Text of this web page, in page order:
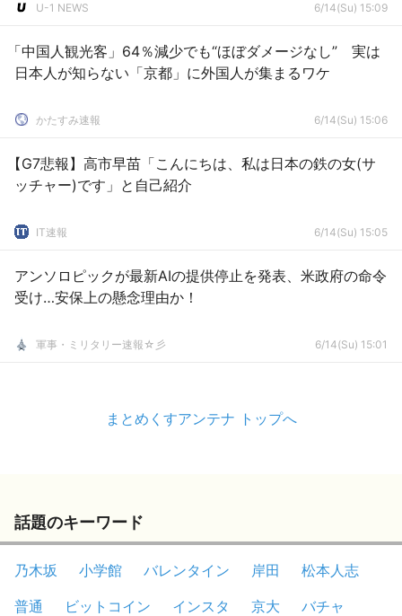
U-1 NEWS 6/14(Su) 15:09
「中国人観光客」64％減少でも“ほぼダメージなし” 実は
日本人が知らない「京都」に外国人が集まるワケ
かたすみ速報 6/14(Su) 15:06
【G7悲報】高市早苗「こんにちは、私は日本の鉄の女(サ
ッチャー)です」と自己紹介
IT速報 6/14(Su) 15:05
アンソロピックが最新AIの提供停止を発表、米政府の命令
受け…安保上の懸念理由か！
軍事・ミリタリー速報☆彡 6/14(Su) 15:01
まとめくすアンテナ トップへ
話題のキーワード
乃木坂 小学館 バレンタイン 岸田
松本人志
普通
ビットコイン インスタ 京大
バチャ